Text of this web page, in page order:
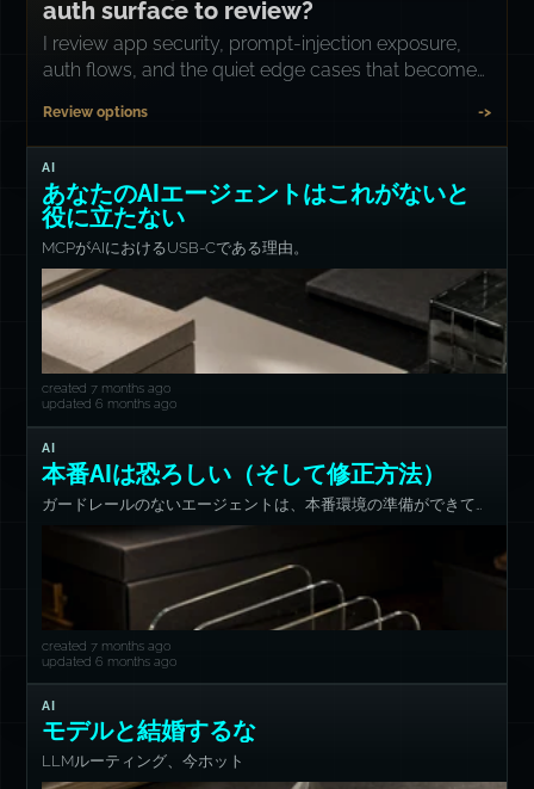
auth surface to review?
I review app security, prompt-injection exposure,
auth flows, and the quiet edge cases that become
Review options ->
AI
あなたのAIエージェントはこれがないと
役に立たない
MCPがAIにおけるUSB-Cである理由。
created 7 months ago
updated 6 months ago
AI
本番AIは恐ろしい（そして修正方法）
ガードレールのないエージェントは、本番環境の準備ができてい
created 7 months ago
updated 6 months ago
AI
モデルと結婚するな
LLMルーティング、今ホット